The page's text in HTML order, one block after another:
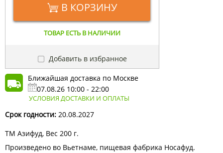
В КОРЗИНУ
ТОВАР ЕСТЬ В НАЛИЧИИ
Добавить в избранное
Ближайшая доставка по Москве
07.08.26 10:00 - 22:00
УСЛОВИЯ ДОСТАВКИ И ОПЛАТЫ
Срок годности: 20.08.2027
ТМ Азифуд, Вес 200 г.
Произведено во Вьетнаме, пищевая фабрика Носафуд.